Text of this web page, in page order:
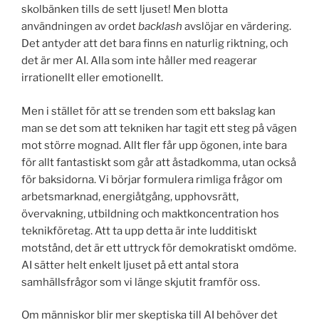
skolbänken tills de sett ljuset! Men blotta
användningen av ordetbacklash avslöjar en värdering.
Det antyder att det bara finns en naturlig riktning, och
det är mer AI. Alla som inte håller med reagerar
irrationellt eller emotionellt.
Men i stället för att se trenden som ett bakslag kan
man se det som att tekniken har tagit ett steg på vägen
mot större mognad. Allt fler får upp ögonen, inte bara
för allt fantastiskt som går att åstadkomma, utan också
för baksidorna. Vi börjar formulera rimliga frågor om
arbetsmarknad, energiåtgång, upphovsrätt,
övervakning, utbildning och maktkoncentration hos
teknikföretag. Att ta upp detta är inte ludditiskt
motstånd, det är ett uttryck för demokratiskt omdöme.
AI sätter helt enkelt ljuset på ett antal stora
samhällsfrågor som vi länge skjutit framför oss.
Om människor blir mer skeptiska till AI behöver det